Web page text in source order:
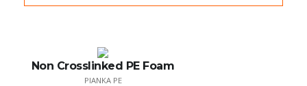
Non Crosslinked PE Foam
PIANKA PE